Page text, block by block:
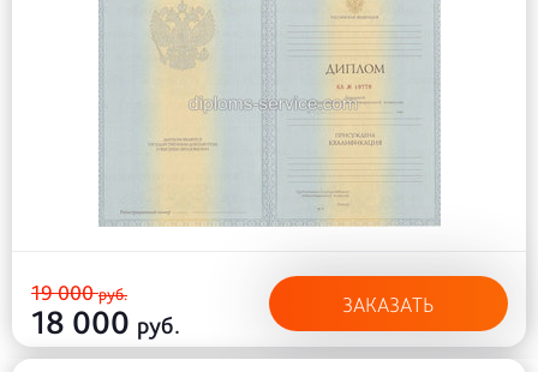
19 000руб.
18 000 руб.
ЗАКАЗАТЬ